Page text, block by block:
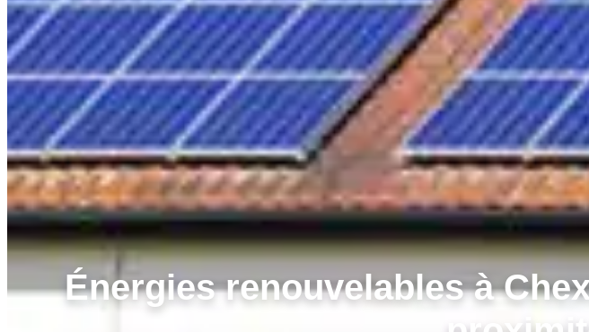
Énergies renouvelables à